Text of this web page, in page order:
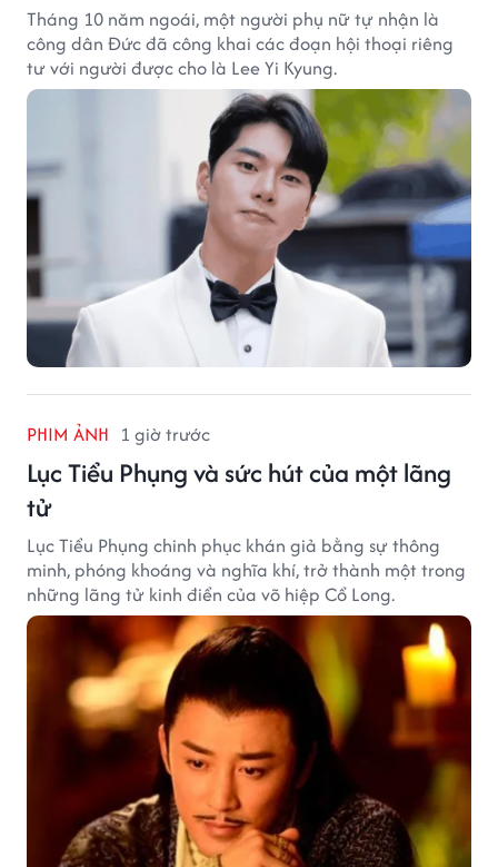
Tháng 10 năm ngoái, một người phụ nữ tự nhận là
công dân Đức đã công khai các đoạn hội thoại riêng
tư với người được cho là Lee Yi Kyung.
PHIM ẢNH 1 giờ trước
Lục Tiểu Phụng và sức hút của một lãng
tử
Lục Tiểu Phụng chinh phục khán giả bằng sự thông
minh, phóng khoáng và nghĩa khí, trở thành một trong
những lãng tử kinh điển của võ hiệp Cổ Long.